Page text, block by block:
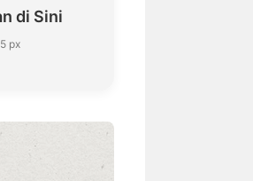
di Sini
px